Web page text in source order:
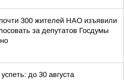
300 жителей НАО изъявили
за депутатов Госдумы
до 30 августа